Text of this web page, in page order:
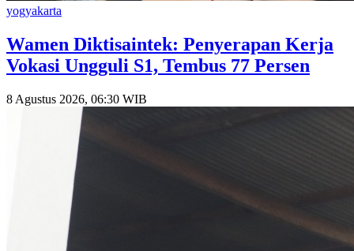
yogyakarta
Wamen Diktisaintek: Penyerapan Kerja
Vokasi Ungguli S1, Tembus 77 Persen
8 Agustus 2026, 06:30 WIB